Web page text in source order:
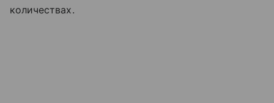
количествах.